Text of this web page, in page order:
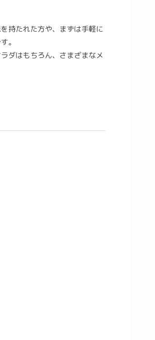
持たれた方や、まずは手軽に
。
ダはもちろん、さまざまなメ